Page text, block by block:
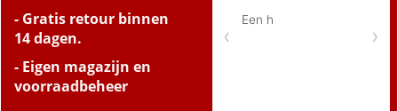
15000 producten.
- Gratis retour binnen
14 dagen.
- Eigen magazijn en